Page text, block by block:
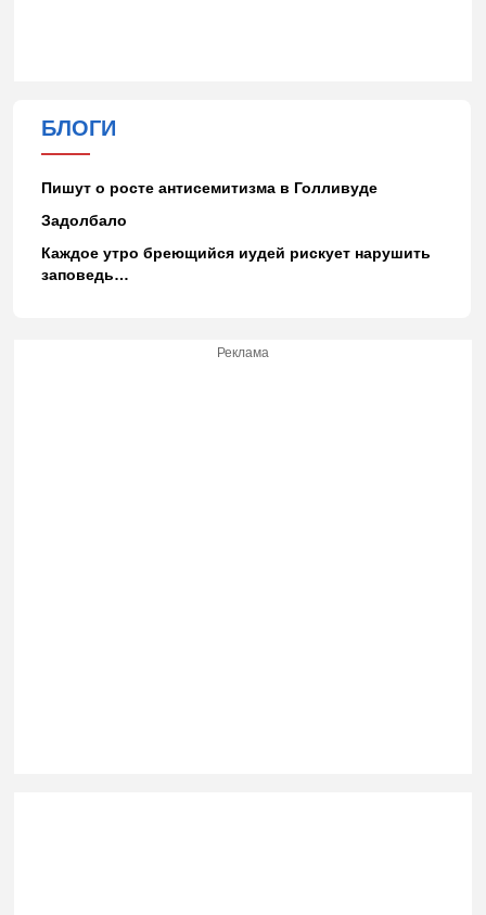
БЛОГИ
Пишут о росте антисемитизма в Голливуде
Задолбало
Каждое утро бреющийся иудей рискует нарушить
заповедь…
Реклама